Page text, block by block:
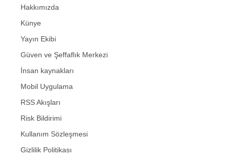
Hakkımızda
Künye
Yayın Ekibi
Güven ve Şeffaflık Merkezi
İnsan kaynakları
Mobil Uygulama
RSS Akışları
Risk Bildirimi
Kullanım Sözleşmesi
Gizlilik Politikası